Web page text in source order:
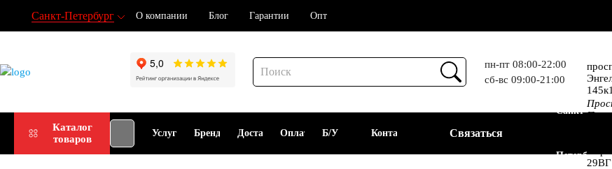
Санкт-Петербург О компании Блог Гарантии Опт
пн-пт 08:00-22:00
сб-вс 09:00-21:00
Каталог
товаров
Подбор
АКБ
Услуги Бренды Доставка Оплата
Прием
Б/У Контакты Связаться
Санкт-
Петербург
29ВГ